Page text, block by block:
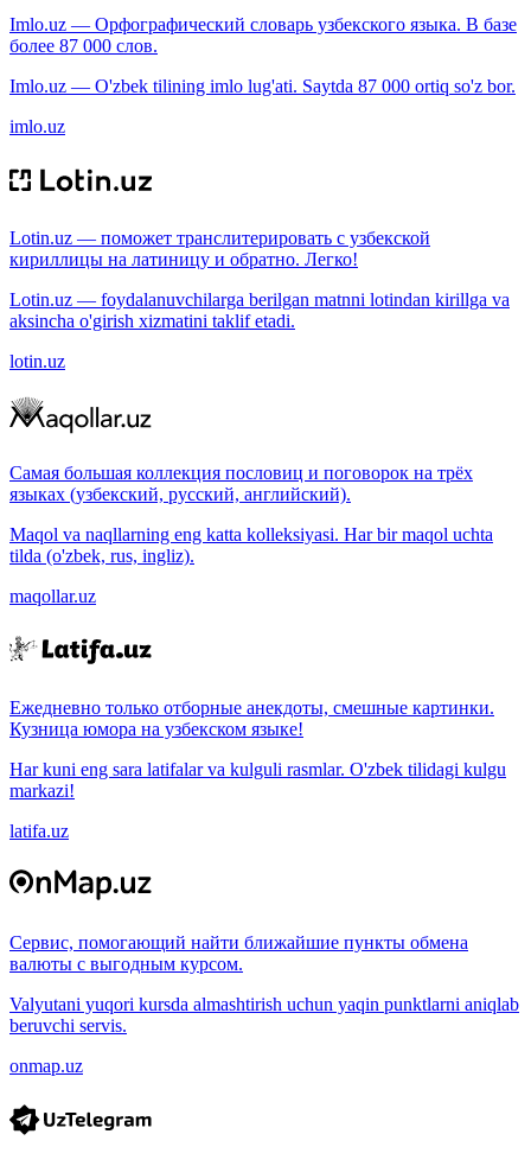
Imlo.uz — Орфографический словарь узбекского языка. В базе
более 87 000 слов.
Imlo.uz — O'zbek tilining imlo lug'ati. Saytda 87 000 ortiq so'z bor.
imlo.uz
Lotin.uz — поможет транслитерировать с узбекской
кириллицы на латиницу и обратно. Легко!
Lotin.uz — foydalanuvchilarga berilgan matnni lotindan kirillga va
aksincha o'girish xizmatini taklif etadi.
lotin.uz
Самая большая коллекция пословиц и поговорок на трёх
языках (узбекский, русский, английский).
Maqol va naqllarning eng katta kolleksiyasi. Har bir maqol uchta
tilda (o'zbek, rus, ingliz).
maqollar.uz
Ежедневно только отборные анекдоты, смешные картинки.
Кузница юмора на узбекском языке!
Har kuni eng sara latifalar va kulguli rasmlar. O'zbek tilidagi kulgu
markazi!
latifa.uz
Сервис, помогающий найти ближайшие пункты обмена
валюты с выгодным курсом.
Valyutani yuqori kursda almashtirish uchun yaqin punktlarni aniqlab
beruvchi servis.
onmap.uz